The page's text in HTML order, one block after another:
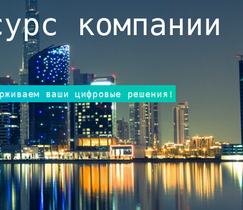
компании
ваши цифровые решения!